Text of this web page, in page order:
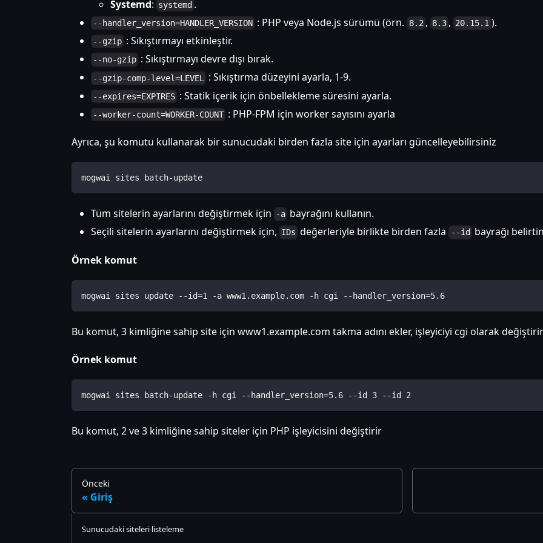
Systemd: systemd .
--handler_version=HANDLER_VERSION : PHP veya Node.js sürümü (örn. 8.2 , 8.3 , 20.15.1 ).
--gzip : Sıkıştırmayı etkinleştir.
--no-gzip : Sıkıştırmayı devre dışı bırak.
--gzip-comp-level=LEVEL : Sıkıştırma düzeyini ayarla, 1-9.
--expires=EXPIRES : Statik içerik için önbellekleme süresini ayarla.
--worker-count=WORKER-COUNT : PHP-FPM için worker sayısını ayarla
Ayrıca, şu komutu kullanarak bir sunucudaki birden fazla site için ayarları güncelleyebilirsiniz
mogwai sites batch-update
Tüm sitelerin ayarlarını değiştirmek için -a bayrağını kullanın.
Seçili sitelerin ayarlarını değiştirmek için, IDs değerleriyle birlikte birden fazla --id bayrağı
Örnek komut
mogwai sites update --id=1 -a www1.example.com -h cgi --handler_version=5.6
Bu komut, 3 kimliğine sahip site için www1.example.com takma adını ekler, işleyiciyi cgi olarak
Örnek komut
mogwai sites batch-update -h cgi --handler_version=5.6 --id 3 --id 2
Bu komut, 2 ve 3 kimliğine sahip siteler için PHP işleyicisini değiştirir
Önceki
Giriş
Sunucudaki siteleri listeleme